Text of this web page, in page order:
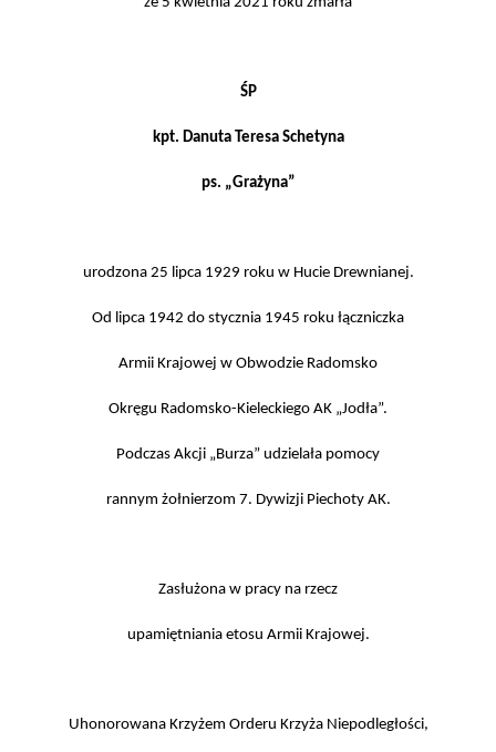
ŚP
kpt. Danuta Teresa Schetyna
ps. „Grażyna”
urodzona 25 lipca 1929 roku w Hucie Drewnianej.
Od lipca 1942 do stycznia 1945 roku łączniczka
Armii Krajowej w Obwodzie Radomsko
Okręgu Radomsko-Kieleckiego AK „Jodła”.
Podczas Akcji „Burza” udzielała pomocy
rannym żołnierzom 7. Dywizji Piechoty AK.
Zasłużona w pracy na rzecz
upamiętniania etosu Armii Krajowej.
Uhonorowana Krzyżem Orderu Krzyża Niepodległości,